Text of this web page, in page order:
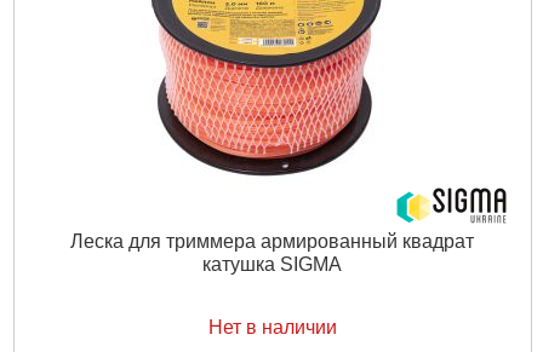
Леска для триммера армированный квадрат
катушка SIGMA
Нет в наличии